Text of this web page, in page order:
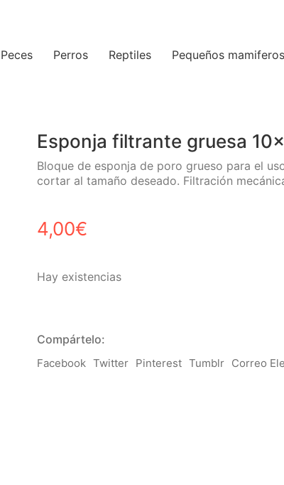
Peces Perros Reptiles Pequeños mamiferos
Esponja filtrante gruesa
Bloque de esponja de poro grueso para el
cortar al tamaño deseado. Filtración
4,00€
Hay existencias
Compártelo:
Facebook Twitter Pinterest Tumblr Correo